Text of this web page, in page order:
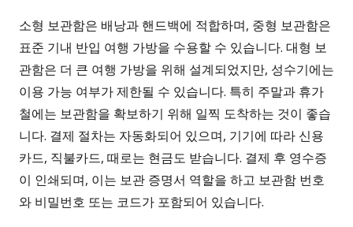
소형 보관함은 배낭과 핸드백에 적합하며, 중형 보관함은
표준 기내 반입 여행 가방을 수용할 수 있습니다. 대형 보
관함은 더 큰 여행 가방을 위해 설계되었지만, 성수기에는
이용 가능 여부가 제한될 수 있습니다. 특히 주말과 휴가
철에는 보관함을 확보하기 위해 일찍 도착하는 것이 좋습
니다. 결제 절차는 자동화되어 있으며, 기기에 따라 신용
카드, 직불카드, 때로는 현금도 받습니다. 결제 후 영수증
이 인쇄되며, 이는 보관 증명서 역할을 하고 보관함 번호
와 비밀번호 또는 코드가 포함되어 있습니다.